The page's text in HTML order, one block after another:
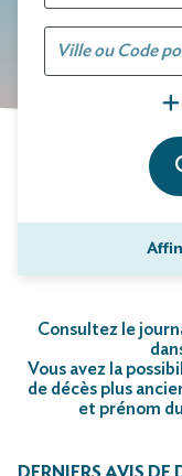
Consultez le
Vous avez la
de décès plus
et prénom
DERNIERS AVIS DE